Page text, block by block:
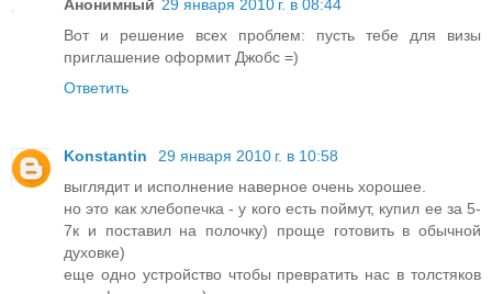
Анонимный 29 января 2010 г. в 08:44
Вот и решение всех проблем: пусть тебе для визы
приглашение оформит Джобс =)
Ответить
Konstantin
29 января 2010 г. в 10:58
выглядит и исполнение наверное очень хорошее.
но это как хлебопечка - у кого есть поймут, купил ее за 5-
7к и поставил на полочку) проще готовить в обычной
духовке)
еще одно устройство чтобы превратить нас в толстяков